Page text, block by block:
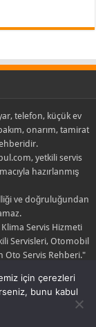
telefon, küçük ev
onarım, tamirat
yetkili servis
hazırlanmış
ve doğruluğundan
Servis Hizmeti
Servisleri, Otomobil
Oto Servis Rehberi."
yayın kaldırılabilir
için çerezleri
bunu kabul